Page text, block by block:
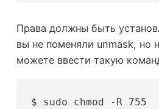
Права должны быть
вы не поменяли unmask, но
можете ввести такую
$ sudo chmod -R 755